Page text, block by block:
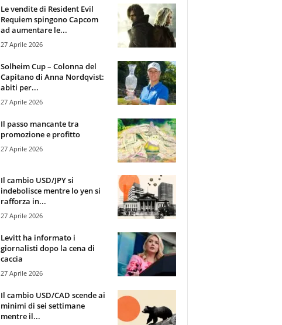
Le vendite di Resident Evil
Requiem spingono Capcom
ad aumentare le...
27 Aprile 2026
Solheim Cup – Colonna del
Capitano di Anna Nordqvist:
abiti per...
27 Aprile 2026
Il passo mancante tra
promozione e profitto
27 Aprile 2026
Il cambio USD/JPY si
indebolisce mentre lo yen si
rafforza in...
27 Aprile 2026
Levitt ha informato i
giornalisti dopo la cena di
caccia
27 Aprile 2026
Il cambio USD/CAD scende ai
minimi di sei settimane
mentre il...